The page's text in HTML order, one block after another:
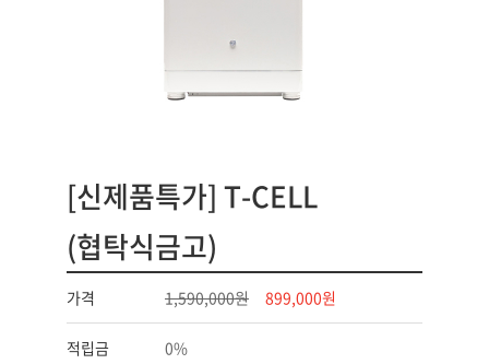
[신제품특가] T-CELL
(협탁식금고)
가격 1,590,000원 899,000원
적립금 0%